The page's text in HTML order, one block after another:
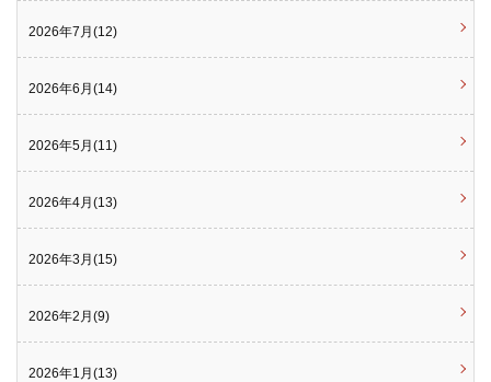
2026年7月(12)
2026年6月(14)
2026年5月(11)
2026年4月(13)
2026年3月(15)
2026年2月(9)
2026年1月(13)